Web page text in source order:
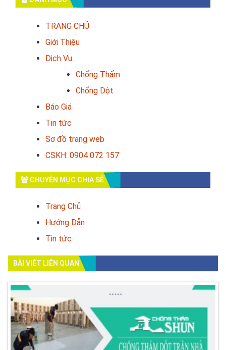
TRANG CHỦ
Giới Thiệu
Dịch Vụ
Chống Thấm
Chống Dột
Báo Giá
Tin tức
Sơ đồ trang web
CSKH: 0904 072 157
CHUYÊN MỤC CHIA SẺ
Trang Chủ
Hướng Dẫn
Tin tức
BÀI VIẾT LIÊN QUAN